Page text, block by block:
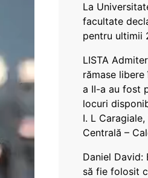
La
facultate
pentru ultimii
LISTA
rămase
a II-a au fost
locuri
I. L
Centrală –
Daniel David:
să fie folosit